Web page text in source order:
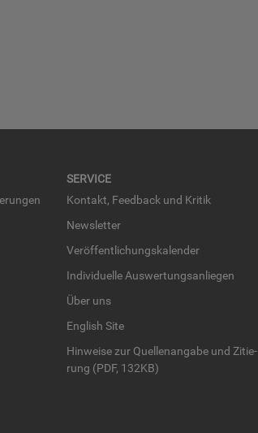
SER­VICE
Kon­takt, Feed­back und Kri­tik
News­let­ter
Ver­öf­fent­li­chungs­ka­len­der
In­di­vi­du­el­le Aus­wer­tungs­an­lie­gen
Über uns
English Site
Hin­wei­se zur Quel­len­an­ga­be und Zi­tie­
rung (PDF, 132KB)